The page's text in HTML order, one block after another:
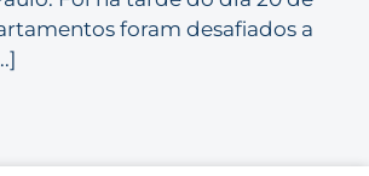
foram desafiados a